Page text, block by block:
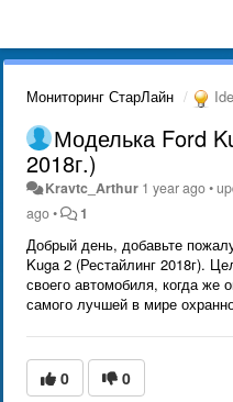
Мониторинг СтарЛайн
Моделька Ford
2018г.)
Kravtc_Arthur 1 year ago•
ago• 1
Добрый день, добавьте
Kuga 2 (Рестайлинг 2018г).
своего автомобиля, когда же
самого лучшей в мире
0 0